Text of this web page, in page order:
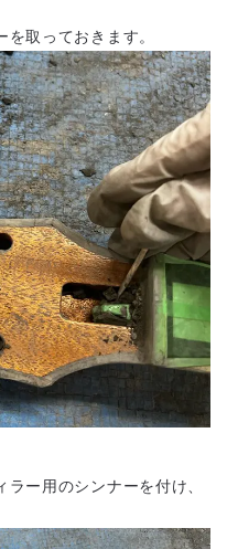
取っておきます。
ー用のシンナーを付け、